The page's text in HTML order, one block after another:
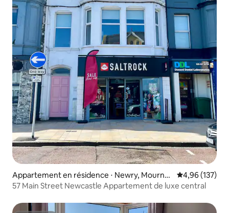
Appartement en résidence ⋅ Newry, Mourne
and Down
Évaluation
4,96 (137)
57 Main Street Newcastle Appartement de luxe central